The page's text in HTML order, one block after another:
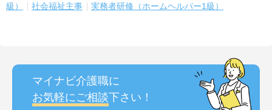
級）
社会福祉主事 実務者研修（ホームヘルパー1級）
マイナビ介護職に
お気軽にご相談下さい！